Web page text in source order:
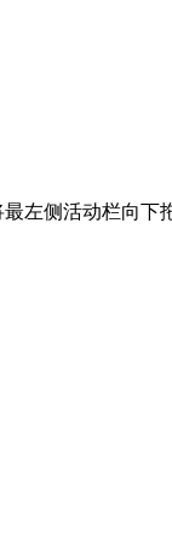
左侧活动栏向下